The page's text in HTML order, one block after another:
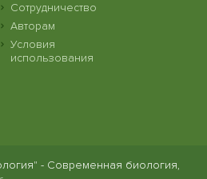
Сотрудничество
Авторам
Условия
использования
- Современная биология,